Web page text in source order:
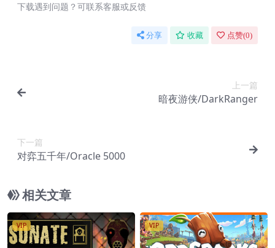
下载遇到问题？可联系客服或反馈
分享 收藏 点赞(0)
上一篇
暗夜游侠/DarkRanger
下一篇
对弈五千年/Oracle 5000
相关文章
VIP VIP